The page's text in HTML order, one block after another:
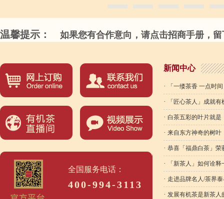
温馨提示： 如果您有合作意向，请点击招商手册，
全国服务电话：
400-994-3113
新闻中心
· 「一缕茶香 一点时
· 「匠心茶人」成就有
· 白茶五彩的叶片就是
· 来自东方神奇的树叶
· 恭喜「福鼎白茶」荣
· 「新茶人」如何诠释
· 走进品牌名人/茶界
· 发展有机茶是新茶人